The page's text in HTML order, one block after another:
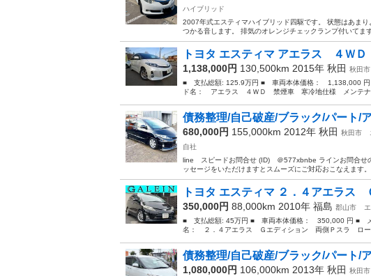
ハイブリッド
2007年式エスティマハイブリッド四駆です。 状態はあま
つかる音します。 排気のオレンジチェックランプ付いてま
トヨタ エスティマ アエラス ４
1,138,000円 130,500km 2015年 秋田 秋田市
■ 支払総額: 125.9万円 ■ 車両本体価格： 1,138,000
ド名： アエラス ４ＷＤ 禁煙車 寒冷地仕様 メンテナ
債務整理/自己破産/ブラック/パート/
680,000円 155,000km 2012年 秋田 秋田市
自社
line スピードお問合せ (ID) ＠577xbnbe ラインお問合
ッセージをいただけますとスムーズにご対応おこなえます。
トヨタ エスティマ ２．４アエラ
350,000円 88,000km 2010年 福島 郡山市
■ 支払総額: 45万円 ■ 車両本体価格： 350,000 円 ■
名： ２．４アエラス Ｇエディション 両側Ｐスラ ロ
債務整理/自己破産/ブラック/パート/
1,080,000円 106,000km 2013年 秋田 秋田市